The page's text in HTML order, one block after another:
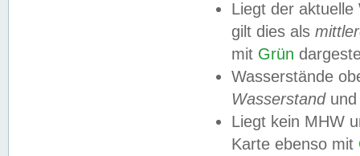
Liegt der
gilt dies als
mit Grün
Wasserstände
Wasserstandund
Liegt kein MHW
Karte ebenso mit